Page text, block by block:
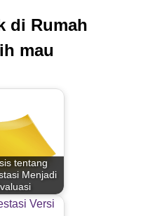
di Rumah
mau
tentang
Menjadi